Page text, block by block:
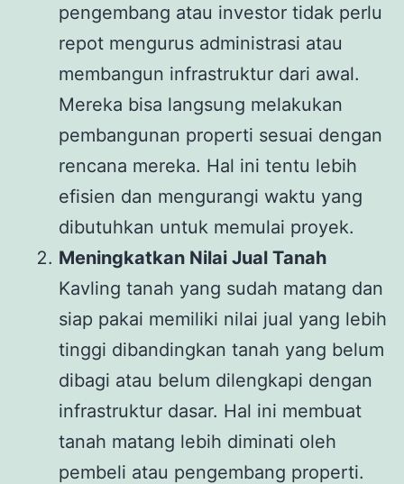
pengembang atau investor tidak perlu
repot mengurus administrasi atau
membangun infrastruktur dari awal.
Mereka bisa langsung melakukan
pembangunan properti sesuai dengan
rencana mereka. Hal ini tentu lebih
efisien dan mengurangi waktu yang
dibutuhkan untuk memulai proyek.
Meningkatkan Nilai Jual Tanah
Kavling tanah yang sudah matang dan
siap pakai memiliki nilai jual yang lebih
tinggi dibandingkan tanah yang belum
dibagi atau belum dilengkapi dengan
infrastruktur dasar. Hal ini membuat
tanah matang lebih diminati oleh
pembeli atau pengembang properti.